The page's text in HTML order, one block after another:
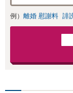
例） 離婚 慰謝料 誹